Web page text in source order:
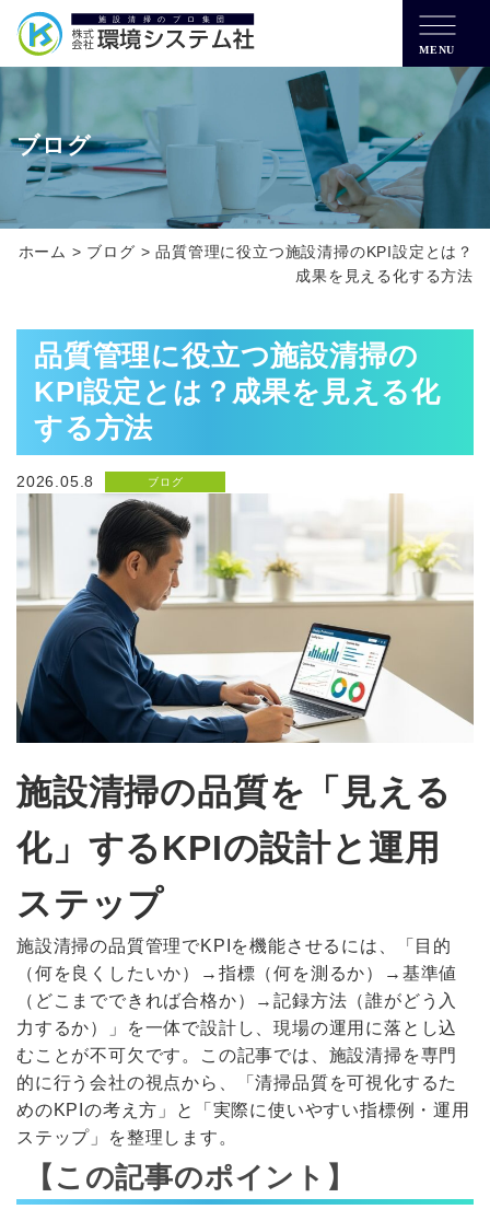
MENU
ブログ
ホーム > ブログ >品質管理に役立つ施設清掃のKPI設定とは？
成果を見える化する方法
品質管理に役立つ施設清掃の
KPI設定とは？成果を見える化
する方法
2026.05.8 ブログ
施設清掃の品質を「見える
化」するKPIの設計と運用
ステップ
施設清掃の品質管理でKPIを機能させるには、「目的
（何を良くしたいか）→指標（何を測るか）→基準値
（どこまでできれば合格か）→記録方法（誰がどう入
力するか）」を一体で設計し、現場の運用に落とし込
むことが不可欠です。この記事では、施設清掃を専門
的に行う会社の視点から、「清掃品質を可視化するた
めのKPIの考え方」と「実際に使いやすい指標例・運用
ステップ」を整理します。
【この記事のポイント】